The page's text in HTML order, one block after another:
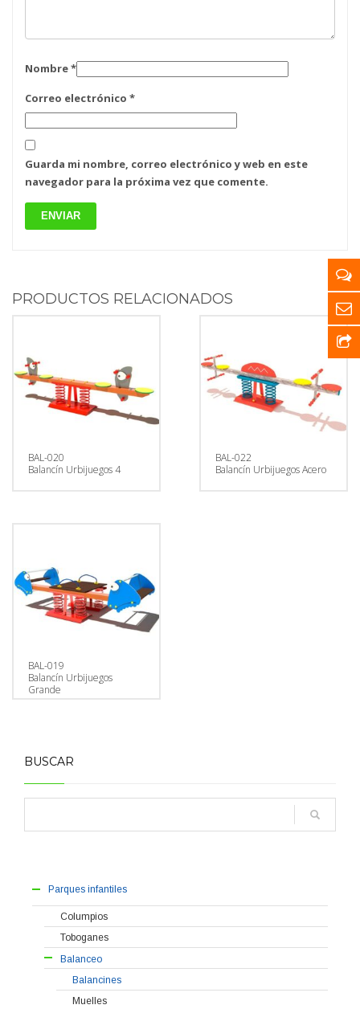
Nombre*
Correo electrónico *
Guarda mi nombre, correo electrónico y web en este
navegador para la próxima vez que comente.
PRODUCTOS RELACIONADOS
BAL-020
Balancín Urbijuegos 4
BAL-022
Balancín Urbijuegos Acero
BAL-019
Balancín Urbijuegos
Grande
BUSCAR
Parques infantiles
Columpios
Toboganes
Balanceo
Balancines
Muelles